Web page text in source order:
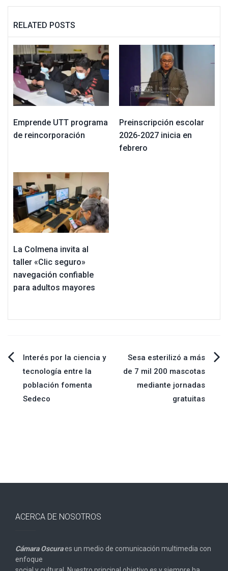
RELATED POSTS
Emprende UTT programa
de reincorporación
Preinscripción escolar
2026-2027 inicia en
febrero
La Colmena invita al
taller «Clic seguro»
navegación confiable
para adultos mayores
Navegación
de
Interés por la ciencia y
tecnología entre la
población fomenta
Sedeco
Sesa esterilizó a más
de 7 mil 200 mascotas
mediante jornadas
gratuitas
ACERCA DE NOSOTROS
Cámara Oscuraes un medio de comunicación multimedia con
enfoque